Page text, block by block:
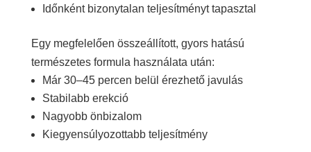
Időnként bizonytalan teljesítményt tapasztal
Egy megfelelően összeállított, gyors hatású
természetes formula használata után:
Már 30–45 percen belül érezhető javulás
Stabilabb erekció
Nagyobb önbizalom
Kiegyensúlyozottabb teljesítmény